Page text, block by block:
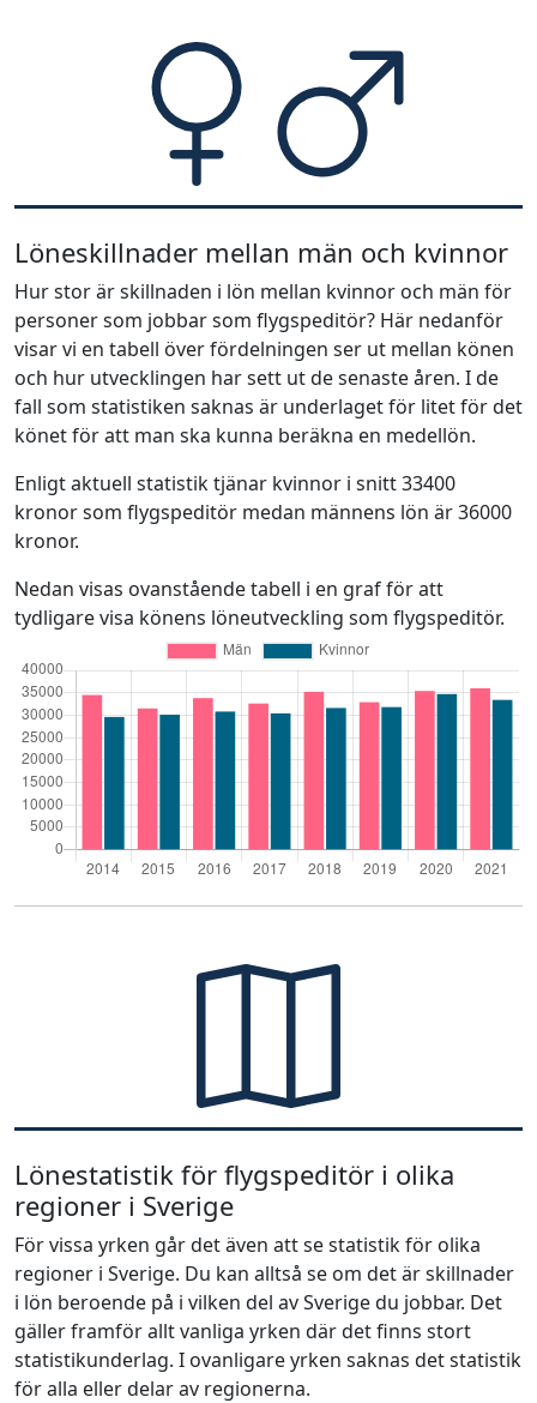
Löneskillnader mellan män och kvinnor
Hur stor är skillnaden i lön mellan kvinnor och män för
personer som jobbar som flygspeditör? Här nedanför
visar vi en tabell över fördelningen ser ut mellan könen
och hur utvecklingen har sett ut de senaste åren. I de
fall som statistiken saknas är underlaget för litet för det
könet för att man ska kunna beräkna en medellön.
Enligt aktuell statistik tjänar kvinnor i snitt 33400
kronor som flygspeditör medan männens lön är 36000
kronor.
Nedan visas ovanstående tabell i en graf för att
tydligare visa könens löneutveckling som flygspeditör.
Lönestatistik för flygspeditör i olika
regioner i Sverige
För vissa yrken går det även att se statistik för olika
regioner i Sverige. Du kan alltså se om det är skillnader
i lön beroende på i vilken del av Sverige du jobbar. Det
gäller framför allt vanliga yrken där det finns stort
statistikunderlag. I ovanligare yrken saknas det statistik
för alla eller delar av regionerna.